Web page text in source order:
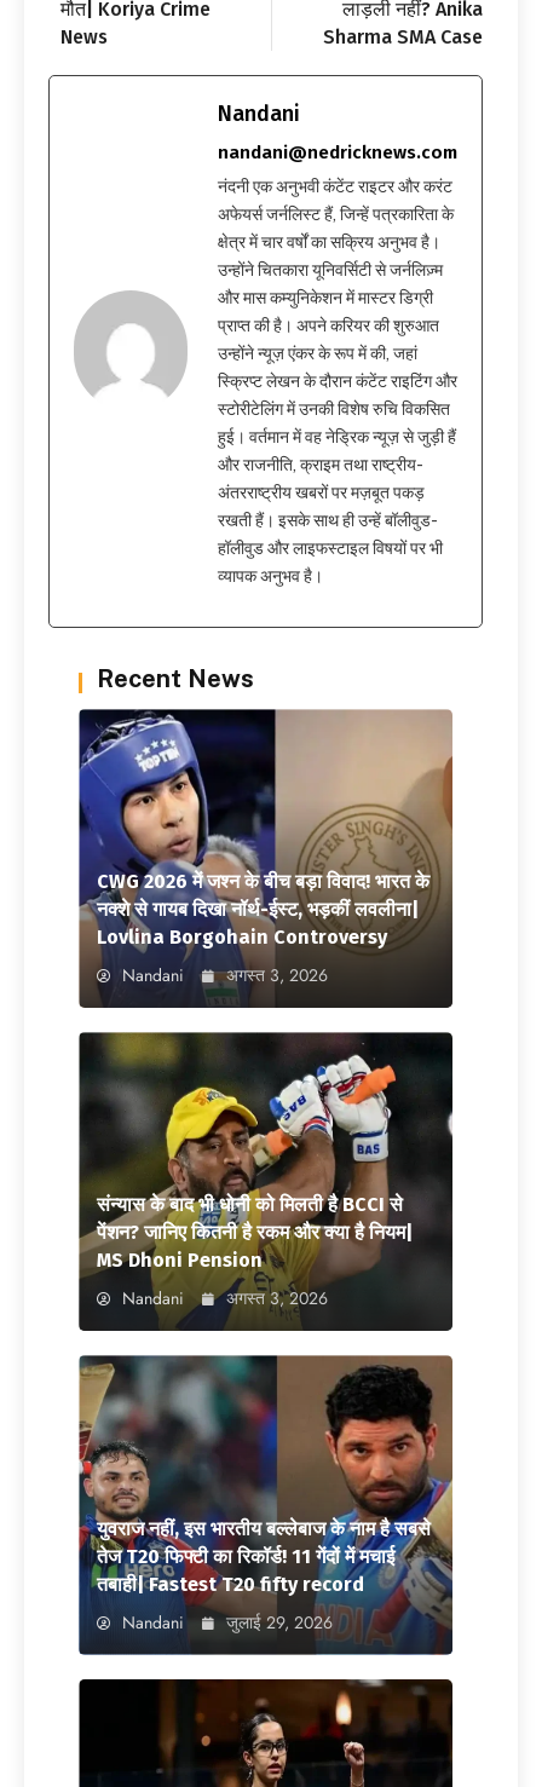
मौत| Koriya Crime
News
लाड़ली नहीं? Anika
Sharma SMA Case
Nandani
nandani@nedricknews.com
नंदनी एक अनुभवी कंटेंट राइटर और करंट
अफेयर्स जर्नलिस्ट हैं, जिन्हें पत्रकारिता के
क्षेत्र में चार वर्षों का सक्रिय अनुभव है।
उन्होंने चितकारा यूनिवर्सिटी से जर्नलिज़्म
और मास कम्युनिकेशन में मास्टर डिग्री
प्राप्त की है। अपने करियर की शुरुआत
उन्होंने न्यूज़ एंकर के रूप में की, जहां
स्क्रिप्ट लेखन के दौरान कंटेंट राइटिंग और
स्टोरीटेलिंग में उनकी विशेष रुचि विकसित
हुई। वर्तमान में वह नेड्रिक न्यूज़ से जुड़ी हैं
और राजनीति, क्राइम तथा राष्ट्रीय-
अंतरराष्ट्रीय खबरों पर मज़बूत पकड़
रखती हैं। इसके साथ ही उन्हें बॉलीवुड-
हॉलीवुड और लाइफस्टाइल विषयों पर भी
व्यापक अनुभव है।
Recent News
CWG 2026 में जश्न के बीच बड़ा विवाद! भारत के
नक्शे से गायब दिखा नॉर्थ-ईस्ट, भड़कीं लवलीना|
Lovlina Borgohain Controversy
Nandani अगस्त 3, 2026
संन्यास के बाद भी धोनी को मिलती है BCCI से
पेंशन? जानिए कितनी है रकम और क्या है नियम|
MS Dhoni Pension
Nandani अगस्त 3, 2026
युवराज नहीं, इस भारतीय बल्लेबाज के नाम है सबसे
तेज T20 फिफ्टी का रिकॉर्ड! 11 गेंदों में मचाई
तबाही| Fastest T20 fifty record
Nandani जुलाई 29, 2026